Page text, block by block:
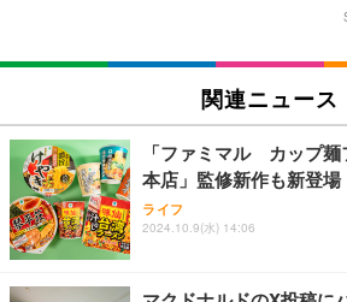
関連ニュース
「ファミマル カップ
本店」監修新作も新登場
ライフ
2024.10.9(水) 14:06